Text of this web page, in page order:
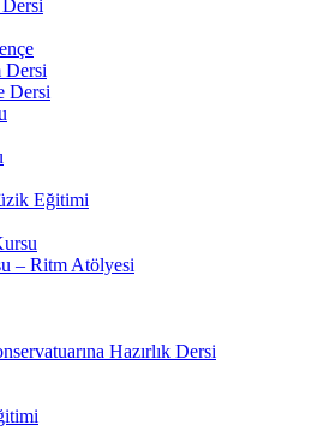
Dersi
Dersi
Eğitimi
– Ritm Atölyesi
Hazırlık Dersi